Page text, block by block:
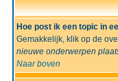
Hoe post ik een topic in
Gemakkelijk, klik op de
nieuwe onderwerpen
Naar boven